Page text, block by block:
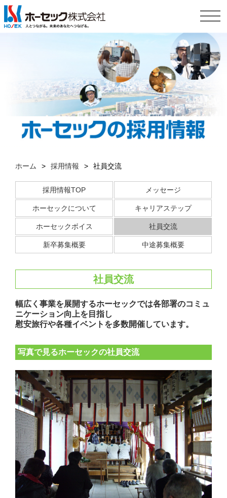
ホーム > 採用情報 > 社員交流
採用情報TOP メッセージ
ホーセックについて キャリアステップ
ホーセックボイス 社員交流
新卒募集概要 中途募集概要
社員交流
幅広く事業を展開するホーセックでは各部署のコミュ
ニケーション向上を目指し
慰安旅行や各種イベントを多数開催しています。
写真で見るホーセックの社員交流